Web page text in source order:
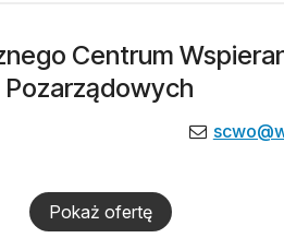
Centrum
Pozarządowych
Pokaż ofertę